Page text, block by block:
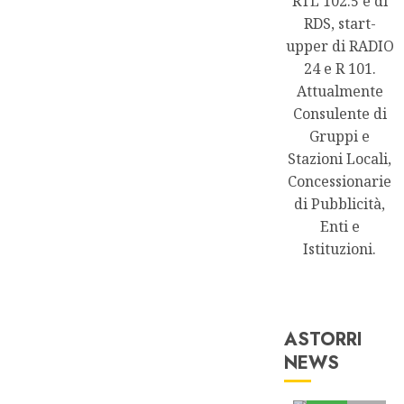
RDS, start-
upper di RADIO
24 e R 101.
Attualmente
Consulente di
Gruppi e
Stazioni Locali,
Concessionarie
di Pubblicità,
Enti e
Istituzioni.
ASTORRI
NEWSAstorri News